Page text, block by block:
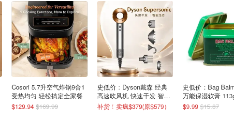
Cosori 5.7升空气炸锅9合1
受热均匀 轻松搞定全家餐
$129.94 $169.99
史低价：Dyson戴森 经典
高速吹风机 快速干发 智能
控温
补货！卖疯$379(原$579）
史低价：Bag
万能保湿软膏
典配方
$9.99 $15.87